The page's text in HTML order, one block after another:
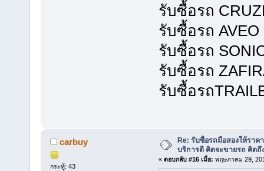
รับซื้อรถ
รับซื้อรถ AVEO
รับซื้อรถ
รับซื้อรถ
รับซื้อรถ
carbuy
กระทู้: 43
Re: รับซื้อรถมือสองให้ราค
บริการดี คิดจะขายรถ คิดถึ
« ตอบกลับ #16 เมื่อ: พฤษภาคม 29,